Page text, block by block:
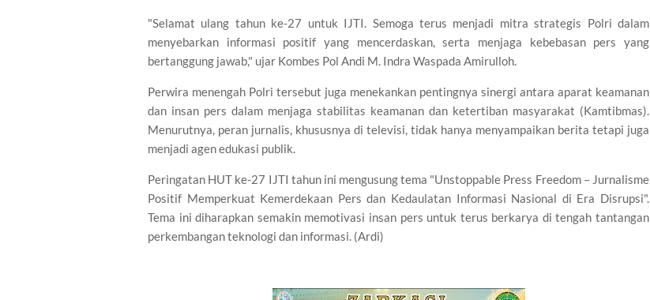
"Selamat ulang tahun ke-27 untuk IJTI. Semoga terus menjadi mitra strategis Polri dalam
menyebarkan informasi positif yang mencerdaskan, serta menjaga kebebasan pers yang
bertanggung jawab," ujar Kombes Pol Andi M. Indra Waspada Amirulloh.
Perwira menengah Polri tersebut juga menekankan pentingnya sinergi antara aparat keamanan
dan insan pers dalam menjaga stabilitas keamanan dan ketertiban masyarakat (Kamtibmas).
Menurutnya, peran jurnalis, khususnya di televisi, tidak hanya menyampaikan berita tetapi juga
menjadi agen edukasi publik.
Peringatan HUT ke-27 IJTI tahun ini mengusung tema "Unstoppable Press Freedom – Jurnalisme
Positif Memperkuat Kemerdekaan Pers dan Kedaulatan Informasi Nasional di Era Disrupsi".
Tema ini diharapkan semakin memotivasi insan pers untuk terus berkarya di tengah tantangan
perkembangan teknologi dan informasi. (Ardi)